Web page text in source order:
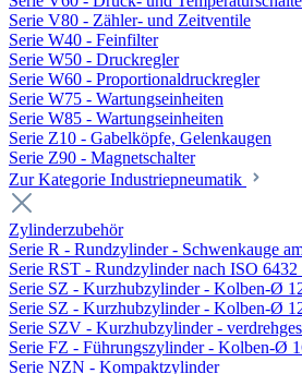
Serie V80 - Zähler- und Zeitventile
Serie W40 - Feinfilter
Serie W50 - Druckregler
Serie W60 - Proportionaldruckregler
Serie W75 - Wartungseinheiten
Serie W85 - Wartungseinheiten
Serie Z10 - Gabelköpfe, Gelenkaugen
Serie Z90 - Magnetschalter
Zur Kategorie Industriepneumatik
Zylinderzubehör
Serie R - Rundzylinder - Schwenkauge
Serie RST - Rundzylinder nach ISO
Serie SZ - Kurzhubzylinder - Kolben-Ø
Serie SZ - Kurzhubzylinder - Kolben-Ø
Serie SZV - Kurzhubzylinder -
Serie FZ - Führungszylinder - Kolben-Ø
Serie NZN - Kompaktzylinder